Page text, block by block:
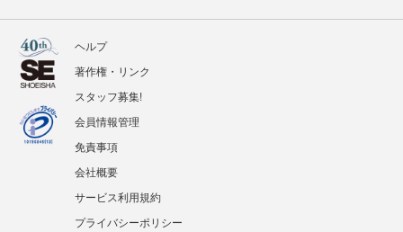
ヘルプ
著作権・リンク
スタッフ募集!
会員情報管理
免責事項
会社概要
サービス利用規約
プライバシーポリシー